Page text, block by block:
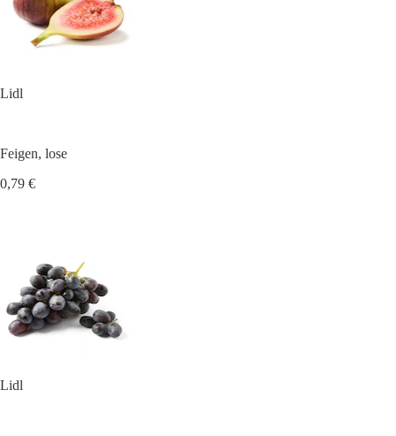
Lidl
Feigen, lose
0,79 €
Lidl